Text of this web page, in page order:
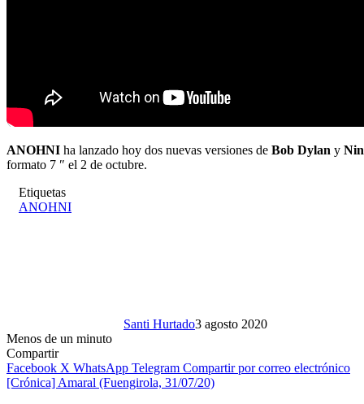
ANOHNI ha lanzado hoy dos nuevas versiones de Bob Dylan y
formato 7 ″ el 2 de octubre.
Etiquetas
ANOHNI
Santi Hurtado3 agosto 2020
Menos de un minuto
Compartir
Facebook X WhatsApp Telegram Compartir por correo electrónico
[Crónica] Amaral (Fuengirola, 31/07/20)